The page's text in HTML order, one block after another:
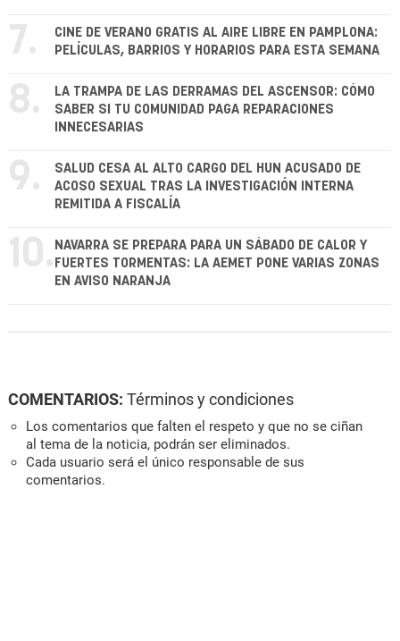
7.
CINE DE VERANO GRATIS AL AIRE LIBRE EN PAMPLONA:
PELÍCULAS, BARRIOS Y HORARIOS PARA ESTA SEMANA
8.
LA TRAMPA DE LAS DERRAMAS DEL ASCENSOR: CÓMO
SABER SI TU COMUNIDAD PAGA REPARACIONES
INNECESARIAS
9.
SALUD CESA AL ALTO CARGO DEL HUN ACUSADO DE
ACOSO SEXUAL TRAS LA INVESTIGACIÓN INTERNA
REMITIDA A FISCALÍA
10. NAVARRA SE PREPARA PARA UN SÁBADO DE CALOR Y
FUERTES TORMENTAS: LA AEMET PONE VARIAS ZONAS
EN AVISO NARANJA
COMENTARIOS: Términos y condiciones
Los comentarios que falten el respeto y que no se ciñan
al tema de la noticia, podrán ser eliminados.
Cada usuario será el único responsable de sus
comentarios.